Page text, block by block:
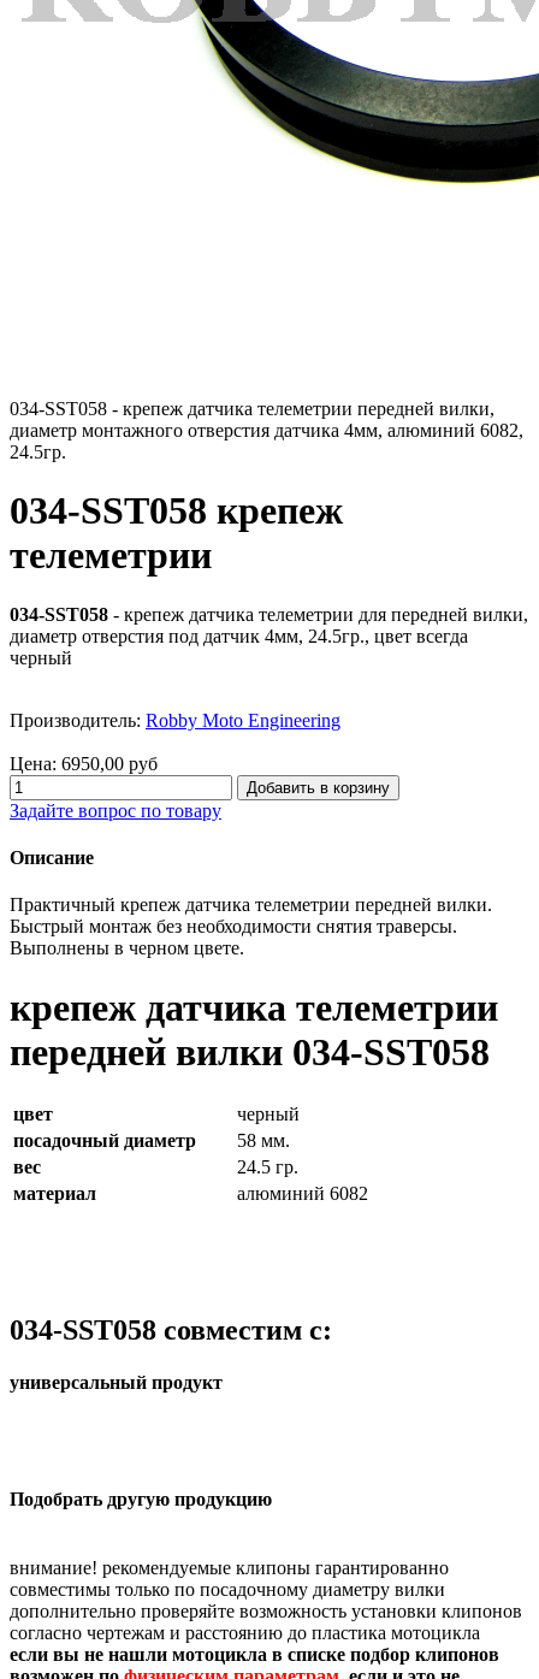
034-SST058 - крепеж датчика телеметрии передней вилки,
диаметр монтажного отверстия датчика 4мм, алюминий 6082,
24.5гр.
034-SST058 крепеж
телеметрии
034-SST058 - крепеж датчика телеметрии для передней вилки,
диаметр отверстия под датчик 4мм, 24.5гр., цвет всегда
черный
Производитель: Robby Moto Engineering
Цена: 6950,00 руб
Задайте вопрос по товару
Описание
Практичный крепеж датчика телеметрии передней вилки.
Быстрый монтаж без необходимости снятия траверсы.
Выполнены в черном цвете.
крепеж датчика телеметрии
передней вилки 034-SST058
цвет
черный
посадочный диаметр
58 мм.
вес
24.5 гр.
материал
алюминий 6082
034-SST058 совместим с:
универсальный продукт
Подобрать другую продукцию
внимание! рекомендуемые клипоны гарантированно
совместимы только по посадочному диаметру вилки
дополнительно проверяйте возможность установки клипонов
согласно чертежам и расстоянию до пластика мотоцикла
если вы не нашли мотоцикла в списке подбор клипонов